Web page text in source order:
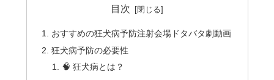
目次
おすすめの狂犬病予防注射会場ドタバタ劇動画
狂犬病予防の必要性
🧠 狂犬病とは？